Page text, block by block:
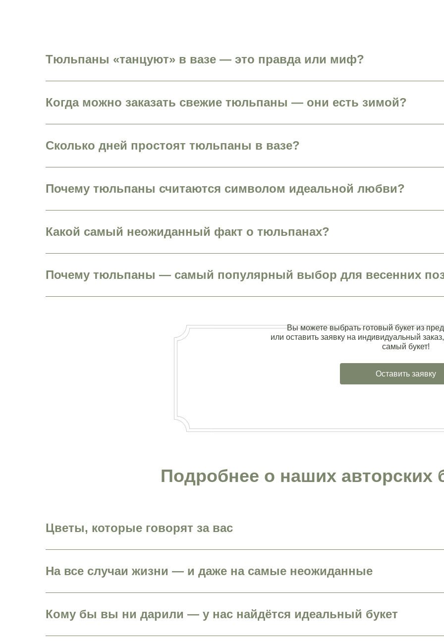
Тюльпаны «танцуют» в вазе — это правда или миф?
Когда можно заказать свежие тюльпаны — они есть зимой?
Сколько дней простоят тюльпаны в вазе?
Почему тюльпаны считаются символом идеальной любви?
Какой самый неожиданный факт о тюльпанах?
Почему тюльпаны — самый популярный выбор для весенних
Вы можете выбрать готовый букет из
или оставить заявку на индивидуальный
самый букет!
Оставить заявку
Подробнее о наших авторских
Цветы, которые говорят за вас
На все случаи жизни — и даже на самые неожиданные
Кому бы вы ни дарили — у нас найдётся идеальный букет